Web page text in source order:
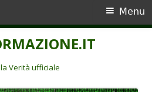
Verità ufficiale
Menu